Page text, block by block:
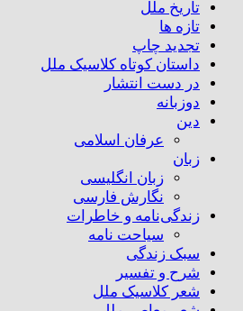
تاریخ ملل
تازه ها
تجدید چاپ
داستان کوتاه کلاسیک ملل
در دست انتشار
دوزبانه
دین
عرفان اسلامی
زبان
زبان انگلیسی
نگارش فارسی
زندگی‌نامه و خاطرات
سیاحت نامه
سبک زندگی
شرح و تفسیر
شعر کلاسیک ملل